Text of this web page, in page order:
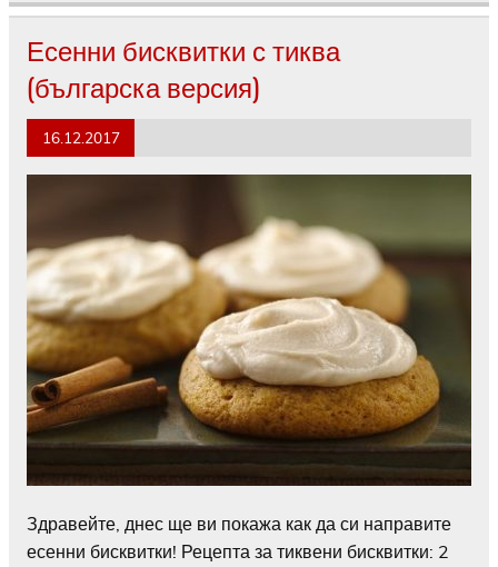
Есенни бисквитки с тиква
(българска версия)
16.12.2017
Здравейте, днес ще ви покажа как да си направите
есенни бисквитки! Рецепта за тиквени бисквитки: 2